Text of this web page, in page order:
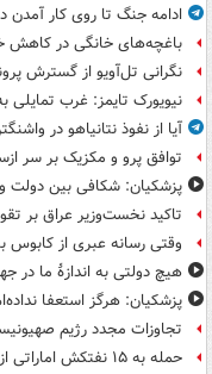
ادامه جنگ تا روی کار آمدن
باغچه‌های خانگی در کاهش
نگرانی تل‌آویو از گسترش
نیویورک تایمز: غرب تمایلی
آیا از نفوذ نتانیاهو در
توافق پرو و مکزیک بر سر
پزشکیان: شکافی بین
تاکید نخست‌وزیر عراق بر
وقتی رسانه عبری از کابوس
هیچ دولتی به اندازۀ ما
پزشکیان: هرگز استعفا
تجاوزات مجدد رژیم
حمله به ۱۵ نفتکش‌ اماراتی از ابتدای جنگ